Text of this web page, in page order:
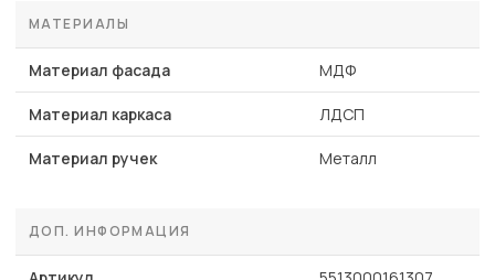
МАТЕРИАЛЫ
Материал фасада МДФ
Материал каркаса ЛДСП
Материал ручек Металл
ДОП. ИНФОРМАЦИЯ